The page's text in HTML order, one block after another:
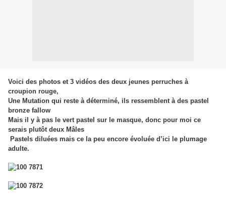
Voici des photos et 3 vidéos des deux jeunes perruches à
croupion rouge,
Une Mutation qui reste à déterminé, ils ressemblent à des pastel
bronze fallow
Mais il y à pas le vert pastel sur le masque, donc pour moi ce
serais plutôt deux Mâles
Pastels diluées mais ce la peu encore évoluée d’ici le plumage
adulte.